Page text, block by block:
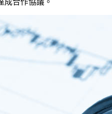
成合作協議。